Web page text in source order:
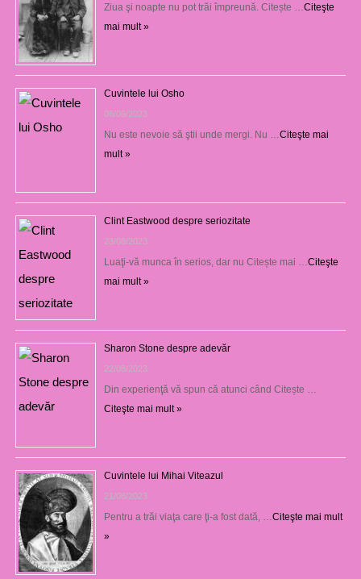
Ziua şi noapte nu pot trăi împreună. Citește … Citeşte
mai mult »
Cuvintele lui Osho
06/09/2023
Nu este nevoie să ştii unde mergi. Nu … Citeşte mai
mult »
Clint Eastwood despre seriozitate
23/08/2023
Luaţi-vă munca în serios, dar nu Citește mai … Citeşte
mai mult »
Sharon Stone despre adevăr
22/08/2023
Din experienţă vă spun că atunci când Citește …
Citeşte mai mult »
Cuvintele lui Mihai Viteazul
21/08/2023
Pentru a trăi viaţa care ţi-a fost dată, … Citeşte mai mult
»